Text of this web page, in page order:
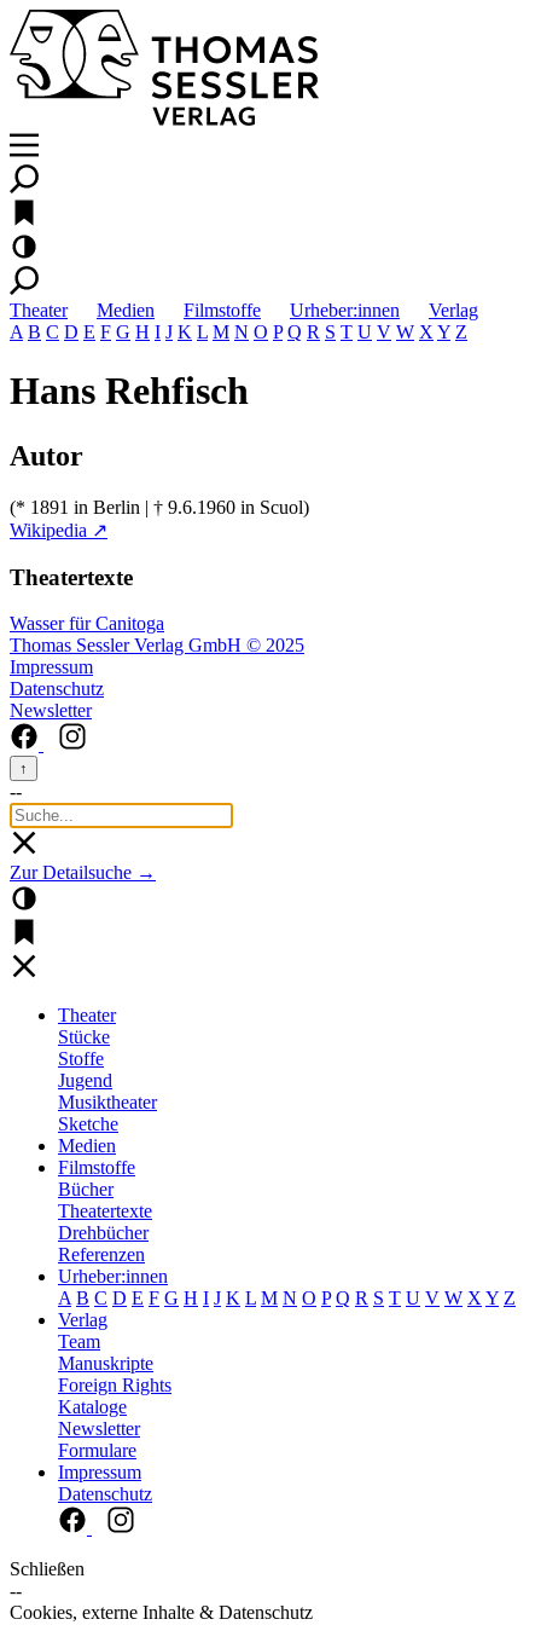
Theater Medien Filmstoffe Urheber:innen
Verlag
A B C D E F G H I J K L M N O P Q R S T U V W X Y Z
Hans Rehfisch
Autor
(* 1891 in Berlin | † 9.6.1960 in Scuol)
Wikipedia ↗
Theatertexte
Wasser für Canitoga
Thomas Sessler Verlag GmbH © 2025
Impressum
Datenschutz
Newsletter
↑
--
Zur Detailsuche →
Theater
Stücke
Stoffe
Jugend
Musiktheater
Sketche
Medien
Filmstoffe
Bücher
Theatertexte
Drehbücher
Referenzen
Urheber:innen
A B C D E F G H I J K L M N O P Q R S T U V W X Y Z
Verlag
Team
Manuskripte
Foreign Rights
Kataloge
Newsletter
Formulare
Impressum
Datenschutz
Schließen
--
Cookies, externe Inhalte & Datenschutz